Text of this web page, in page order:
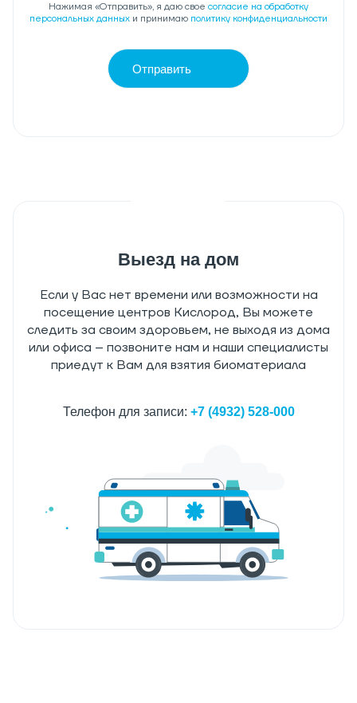
Нажимая «Отправить», я даю свое согласие на обработку
персональных данных и принимаю политику конфиденциальности
Отправить
Выезд на дом
Если у Вас нет времени или возможности на
посещение центров Кислород, Вы можете
следить за своим здоровьем, не выходя из дома
или офиса – позвоните нам и наши специалисты
приедут к Вам для взятия биоматериала
Телефон для записи: +7 (4932) 528-000